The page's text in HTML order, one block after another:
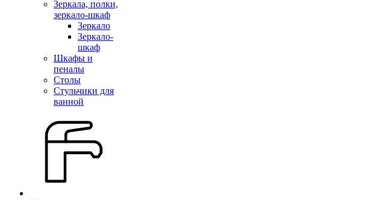
Зеркала, полки,
зеркало-шкаф
Зеркало
Зеркало-
шкаф
Шкафы и
пеналы
Столы
Стульчики для
ванной